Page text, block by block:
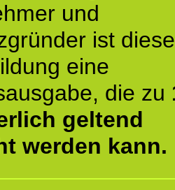
und
ist diese
eine
die zu
geltend
werden kann.